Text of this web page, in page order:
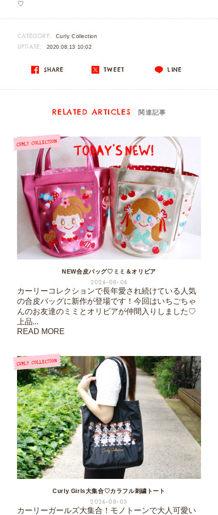
♡
CATEGORY: Curly Collection
UPDATE: 2020.08.13 10:02
SHARE TWEET LINE
RELATED ARTICLES 関連記事
NEW合皮バッグ♡ミミ＆オリビア
2026-08-06
カーリーコレクションで長年愛され続けている人気
の合皮バッグに新作が登場です！今回はいちごちゃ
んのお友達のミミとオリビアが仲間入りしました♡
上品...
READ MORE
Curly Girls大集合♡カラフル刺繍トート
2026-08-05
カーリーガールズ大集合！モノトーンで大人可愛い